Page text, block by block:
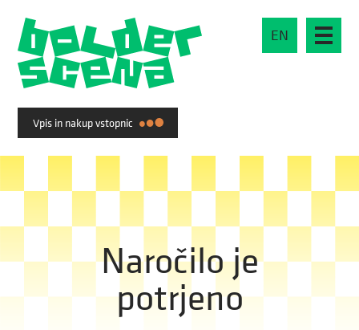
EN
Vpis in nakup vstopnic
Naročilo je
potrjeno